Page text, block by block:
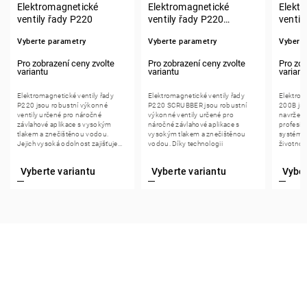
Elektromagnetické
ventily řady P220
Vyberte parametry
Elektromagnetické ventily řady
P220 jsou robustní výkonné
ventily určené pro náročné
závlahové aplikace s vysokým
tlakem a znečištěnou vodou.
Jejich vysoká odolnost zajišťuje...
Elektromagnetické
ventily řady P220
Vyberte parametry
Elektromagnetické ventily řady
P220 SCRUBBER jsou robustní
výkonné ventily určené pro
náročné závlahové aplikace s
vysokým tlakem a znečištěnou
vodou. Díky technologii
200B